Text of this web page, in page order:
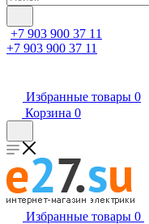
+7 903 900 37 11
+7 903 900 37 11
Избранные товары 0
Корзина 0
Избранные товары 0